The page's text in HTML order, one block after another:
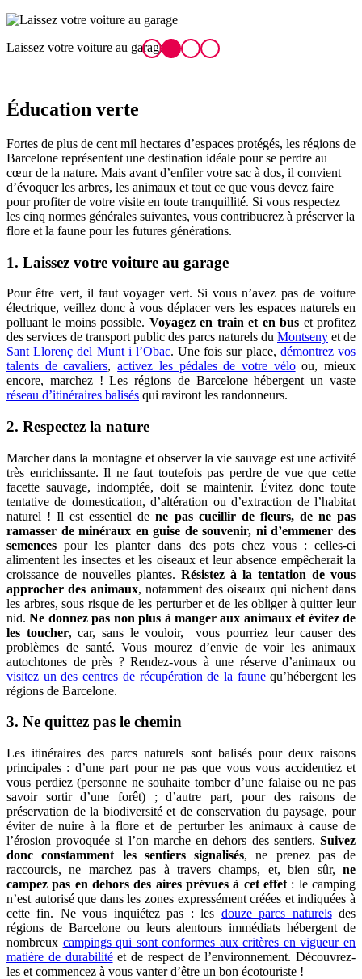
Laissez votre voiture au garage
Éducation verte
Fortes de plus de cent mil hectares d’espaces protégés, les régions de
Barcelone représentent une destination idéale pour se perdre au
cœur de la nature. Mais avant d’enfiler votre sac à dos, il convient
d’évoquer les arbres, les animaux et tout ce que vous devez faire
pour profiter de votre visite en toute tranquillité. Si vous respectez
les cinq normes générales suivantes, vous contribuerez à préserver la
flore et la faune pour les futures générations.
1. Laissez votre voiture au garage
Pour être vert, il faut voyager vert. Si vous n’avez pas de voiture
électrique, veillez donc à vous déplacer vers les espaces naturels en
polluant le moins possible. Voyagez en train et en bus et profitez
des services de transport public des parcs naturels du Montseny et de
Sant Llorenç del Munt i l’Obac. Une fois sur place, démontrez vos
talents de cavaliers,activez les pédales de votre véloou, mieux
encore, marchez ! Les régions de Barcelone hébergent un vaste
réseau d’itinéraires balisés qui raviront les randonneurs.
2. Respectez la nature
Marcher dans la montagne et observer la vie sauvage est une activité
très enrichissante. Il ne faut toutefois pas perdre de vue que cette
facette sauvage, indomptée, doit se maintenir. Évitez donc toute
tentative de domestication, d’altération ou d’extraction de l’habitat
naturel ! Il est essentiel dene pas cueillir de fleurs, de ne pas
ramasser de minéraux en guise de souvenir, ni d’emmener des
semencespour les planter dans des pots chez vous : celles-ci
alimentent les insectes et les oiseaux et leur absence empêcherait la
croissance de nouvelles plantes. Résistez à la tentation de vous
approcher des animaux, notamment des oiseaux qui nichent dans
les arbres, sous risque de les perturber et de les obliger à quitter leur
nid.Ne donnez pas non plus à manger aux animaux et évitez de
les toucher, car, sans le vouloir, vous pourriez leur causer des
problèmes de santé. Vous mourez d’envie de voir les animaux
autochtones de près ? Rendez-vous à une réserve d’animaux ou
visitez un des centres de récupération de la faunequ’hébergent les
régions de Barcelone.
3. Ne quittez pas le chemin
Les itinéraires des parcs naturels sont balisés pour deux raisons
principales : d’une part pour ne pas que vous vous accidentiez et
vous perdiez (personne ne souhaite tomber d’une falaise ou ne pas
savoir sortir d’une forêt) ; d’autre part, pour des raisons de
préservation de la biodiversité et de conservation du paysage, pour
éviter de nuire à la flore et de perturber les animaux à cause de
l’érosion provoquée si l’on marche en dehors des sentiers. Suivez
donc constamment les sentiers signalisés, ne prenez pas de
raccourcis, ne marchez pas à travers champs, et, bien sûr, ne
campez pas en dehors des aires prévues à cet effet : le camping
n’est autorisé que dans les zones expressément créées et indiquées à
cette fin. Ne vous inquiétez pas : les douze parcs naturelsdes
régions de Barcelone ou leurs alentours immédiats hébergent de
nombreux campings qui sont conformes aux critères en vigueur en
matière de durabilitéet de respect de l’environnement. Découvrez-
les et commencez à vous vanter d’être un bon écotouriste !